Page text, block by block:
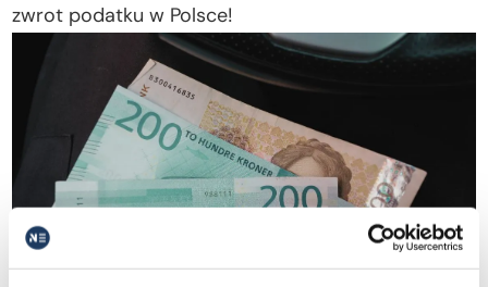
zwrot podatku w Polsce!